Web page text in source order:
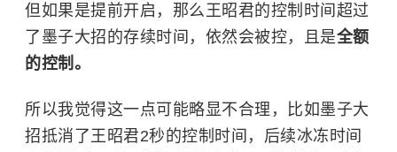
但如果是提前开启，那么王昭君的控制时间超过
了墨子大招的存续时间，依然会被控，且是全额
的控制。
所以我觉得这一点可能略显不合理，比如墨子大
招抵消了王昭君2秒的控制时间，后续冰冻时间